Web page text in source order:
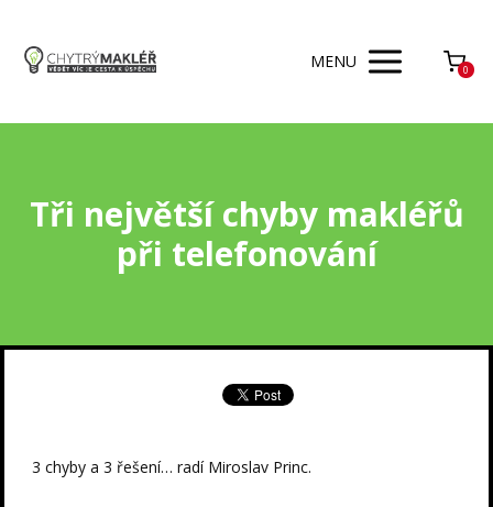
MENU 0
Tři největší chyby makléřů
při telefonování
3 chyby a 3 řešení… radí Miroslav Princ.